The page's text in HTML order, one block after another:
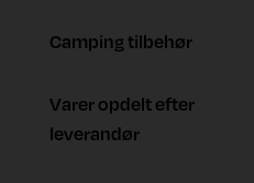
Camping tilbehør
Varer opdelt efter
leverandør